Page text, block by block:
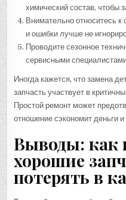
химический состав, чтобы
Внимательно относитесь
и ошибки лучше не
Проводите сезонное
сервисными
Иногда кажется, что замена
запчасть участвует в
Простой ремонт может
отношение сэкономит деньги
Выводы: как
хорошие
потерять в